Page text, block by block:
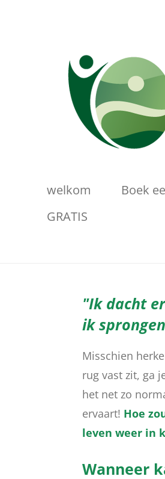
hoofdinhoud
welkom Boek
GRATIS
"Ik dacht
ik
Misschien
rug vast zit, ga
het net zo
ervaart! Hoe
leven weer in
Wanneer